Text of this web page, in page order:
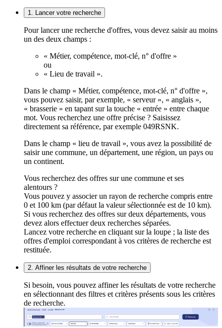
1. Lancer votre recherche
Pour lancer une recherche d'offres, vous devez saisir au moins
un des deux champs :
« Métier, compétence, mot-clé, n° d'offre »
ou
« Lieu de travail ».
Dans le champ « Métier, compétence, mot-clé, n° d'offre »,
vous pouvez saisir, par exemple, « serveur », « anglais »,
« brasserie » en tapant sur la touche « entrée » entre chaque
mot. Vous recherchez une offre précise ? Saisissez
directement sa référence, par exemple 049RSNK.
Dans le champ « lieu de travail », vous avez la possibilité de
saisir une commune, un département, une région, un pays ou
un continent.
Vous recherchez des offres sur une commune et ses
alentours ?
Vous pouvez y associer un rayon de recherche compris entre
0 et 100 km (par défaut la valeur sélectionnée est de 10 km).
Si vous recherchez des offres sur deux départements, vous
devez alors effectuer deux recherches séparées.
Lancez votre recherche en cliquant sur la loupe ; la liste des
offres d'emploi correspondant à vos critères de recherche est
restituée.
2. Affiner les résultats de votre recherche
Si besoin, vous pouvez affiner les résultats de votre recherche
en sélectionnant des filtres et critères présents sous les critères
de recherche.